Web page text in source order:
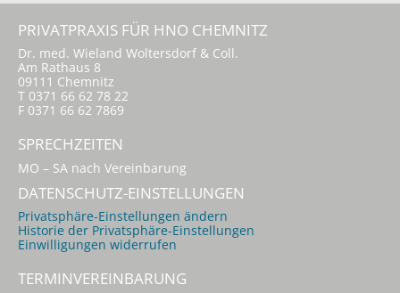
PRIVATPRAXIS FÜR HNO CHEMNITZ
Dr. med. Wieland Woltersdorf & Coll.
Am Rathaus 8
09111 Chemnitz
T 0371 66 62 78 22
F 0371 66 62 7869
SPRECHZEITEN
MO – SA nach Vereinbarung
DATENSCHUTZ-EINSTELLUNGEN
Privatsphäre-Einstellungen ändern
Historie der Privatsphäre-Einstellungen
Einwilligungen widerrufen
TERMINVEREINBARUNG